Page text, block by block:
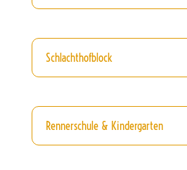
Schlachthofblock
Rennerschule & Kindergarten